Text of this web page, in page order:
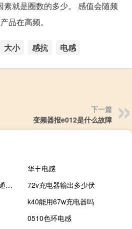
就是圈数的多少。 感值会随频
品在高频。
大小 感抗 电感
下一篇
变频器报e012是什么故障
华丰电感
超级快充的手机可以用普通充电器吗
72v充电器输出多少伏
k40能用67w充电器吗
0510色环电感